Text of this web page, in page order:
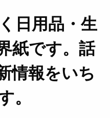
日用品・生
紙です。話
情報をいち
。